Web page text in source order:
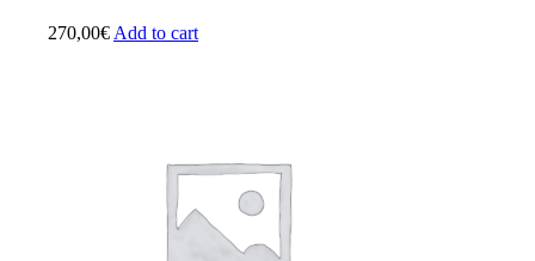
270,00€ Add to cart